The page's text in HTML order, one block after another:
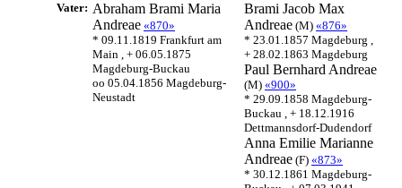
Vater: Abraham Brami Maria
Andreae «870»
* 09.11.1819 Frankfurt am
Main , + 06.05.1875
Magdeburg-Buckau
oo 05.04.1856 Magdeburg-
Neustadt
Brami Jacob Max
Andreae (M) «876»
* 23.01.1857 Magdeburg ,
+ 28.02.1863 Magdeburg
Paul Bernhard Andreae
(M) «900»
* 29.09.1858 Magdeburg-
Buckau , + 18.12.1916
Dettmannsdorf-Dudendorf
Anna Emilie Marianne
Andreae (F) «873»
* 30.12.1861 Magdeburg-